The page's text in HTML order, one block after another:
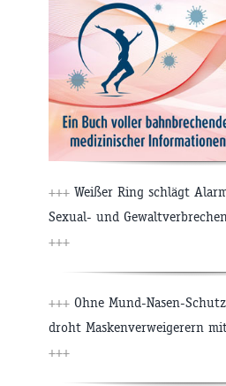
+++ Weißer Ring schlägt
Sexual- und
+++
+++ Ohne Mund-Nasen-
droht Maskenverweigerern
+++